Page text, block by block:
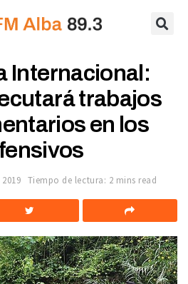
Internacional:
trabajos
en los
Tiempo de lectura: 2 mins read